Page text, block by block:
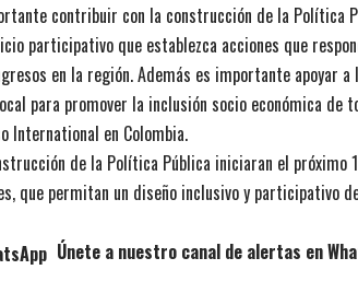
contribuir con la construcción de la Política
participativo que establezca acciones que
en la región. Además es importante apoyar
para promover la inclusión socio económica de
International en Colombia.
de la Política Pública iniciaran el próximo
que permitan un diseño inclusivo y participativo
Únete a nuestro canal de alertas en